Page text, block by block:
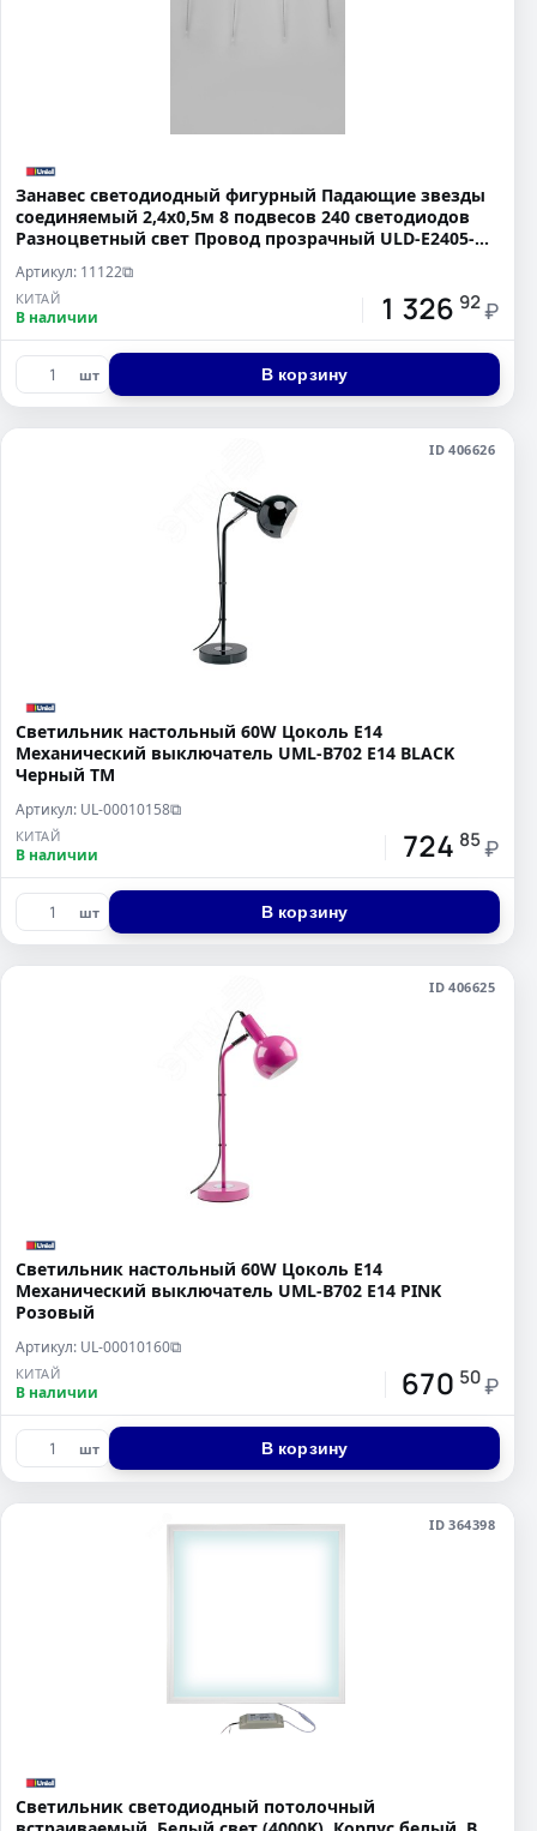
Занавес светодиодный фигурный Падающие звезды
соединяемый 2,4х0,5м 8 подвесов 240 светодиодов
Разноцветный свет Провод прозрачный ULD-E2405-
Артикул: 11122⧉
КИТАЙ
В наличии 1 326 92 ₽
шт В корзину
ID 406626
Светильник настольный 60W Цоколь Е14
Механический выключатель UML-B702 E14 BLACK
Черный ТМ
Артикул: UL-00010158⧉
КИТАЙ
В наличии 724 85 ₽
шт В корзину
ID 406625
Светильник настольный 60W Цоколь Е14
Механический выключатель UML-B702 E14 PINK
Розовый
Артикул: UL-00010160⧉
КИТАЙ
В наличии 670 50 ₽
шт В корзину
ID 364398
Светильник светодиодный потолочный